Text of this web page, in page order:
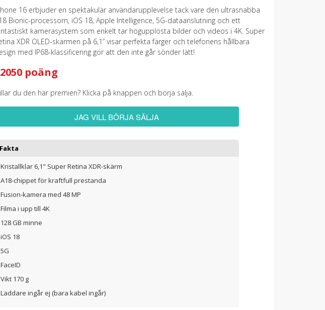
16 erbjuder en spektakulär användarupplevelse tack vare den ultrasnabba
Bionic-processorn, iOS 18, Apple Intelligence, 5G-dataanslutning och ett
kamerasystem som enkelt tar högupplösta bilder och videos i 4K. Super
XDR OLED-skärmen på 6,1” visar perfekta färger och telefonens hållbara
med IP68-klassificering gör att den inte går sönder lätt!
poäng
du den här premien? Klicka på knappen och börja sälja.
JAG VILL BÖRJA SÄLJA
Fakta
Kristallklar 6,1" Super Retina XDR-skärm
A18-chippet för kraftfull prestanda
Fusion-kamera med 48 MP
Filma i upp till 4K
128 GB minne
iOS 18
5G
FaceID
Vikt 170 g
Laddare ingår ej (bara kabel ingår)